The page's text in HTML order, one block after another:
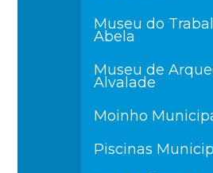
Museu do
Abela
Museu de
Alvalade
Moinho
Piscinas